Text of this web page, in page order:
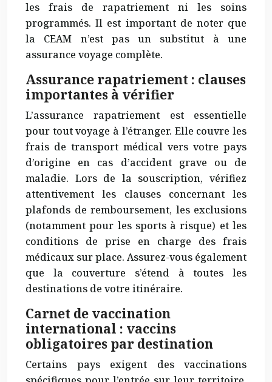
les frais de rapatriement ni les soins
programmés. Il est important de noter que
la CEAM n’est pas un substitut à une
assurance voyage complète.
Assurance rapatriement : clauses
importantes à vérifier
L’assurance rapatriement est essentielle
pour tout voyage à l’étranger. Elle couvre les
frais de transport médical vers votre pays
d’origine en cas d’accident grave ou de
maladie. Lors de la souscription, vérifiez
attentivement les clauses concernant les
plafonds de remboursement, les exclusions
(notamment pour les sports à risque) et les
conditions de prise en charge des frais
médicaux sur place. Assurez-vous également
que la couverture s’étend à toutes les
destinations de votre itinéraire.
Carnet de vaccination
international : vaccins
obligatoires par destination
Certains pays exigent des vaccinations